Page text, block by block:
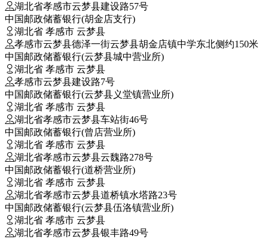
湖北省孝感市云梦县建设路57号
中国邮政储蓄银行(胡金店支行)
湖北省 孝感市 云梦县
孝感市云梦县德泽一街云梦县胡金店镇中学东北侧约150米
中国邮政储蓄银行(云梦县城中营业所)
湖北省 孝感市 云梦县
孝感市云梦县建设路7号
中国邮政储蓄银行(云梦县义堂镇营业所)
湖北省 孝感市 云梦县
湖北省孝感市云梦县车站街46号
中国邮政储蓄银行(曾店营业所)
湖北省 孝感市 云梦县
湖北省孝感市云梦县云魏路278号
中国邮政储蓄银行(道桥营业所)
湖北省 孝感市 云梦县
湖北省孝感市云梦县道桥镇水塔路23号
中国邮政储蓄银行(云梦县伍洛镇营业所)
湖北省 孝感市 云梦县
湖北省孝感市云梦县银丰路49号